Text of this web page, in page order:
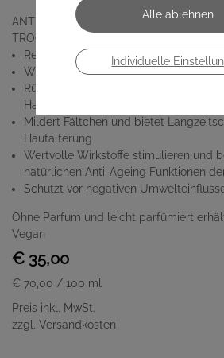
ANTI-AGEING
TROCKENE HAUT
Reichhaltige, nährende Tagespflege
Wirkt pflegend und befeuchtend
Rückfettend für angenehm zartes,
Hautgefühl
Mildert Fältchen und bietet
Hautalterung
Wertvolle Wirkstoffe stimulieren und
natürlichen Anti-Ageing Funktionen
Schützt vor negativen
Ohne Parfum und leicht parfümiert
Vegan
€ 35,00
€ 70,00 / 100 ml
Preis inkl. MwSt.
zzgl. Versandkosten
Individuelle